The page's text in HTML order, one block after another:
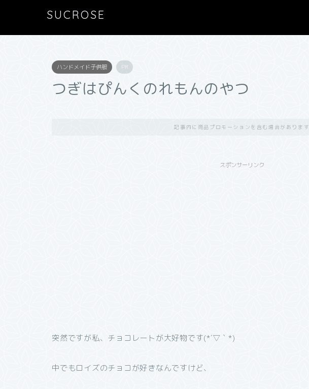
SUCROSE
ハンドメイド子供服 PR
つぎはぴんくのれもんのやつ
記事内に商品プロモーションを含む場合があります
スポンサーリンク
突然ですが私、チョコレートが大好物です(*´▽｀*)
中でもロイズのチョコが好きなんですけど、